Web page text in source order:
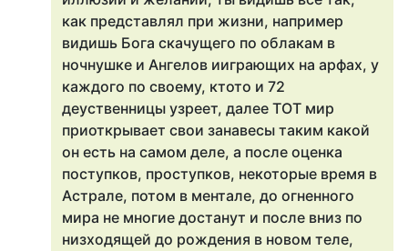
как представлял при жизни, например
видишь Бога скачущего по облакам в
ночнушке и Ангелов ииграющих на арфах, у
каждого по своему, ктото и 72
деуственницы узреет, далее ТОТ мир
приоткрывает свои занавесы таким какой
он есть на самом деле, а после оценка
поступков, проступков, некоторые время в
Астрале, потом в ментале, до огненного
мира не многие достанут и после вниз по
низходящей до рождения в новом теле,